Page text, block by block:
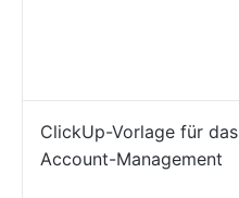
ClickUp-Vorlage für das
Account-Management